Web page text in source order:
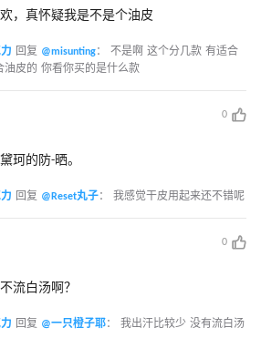
，真怀疑我是不是个油皮
回复 @misunting： 不是啊 这个分几款 有适合
油皮的 你看你买的是什么款
0
珂的防-晒。
回复 @Reset丸子： 我感觉干皮用起来还不错呢
0
流白汤啊？
回复 @一只橙子耶： 我出汗比较少 没有流白汤